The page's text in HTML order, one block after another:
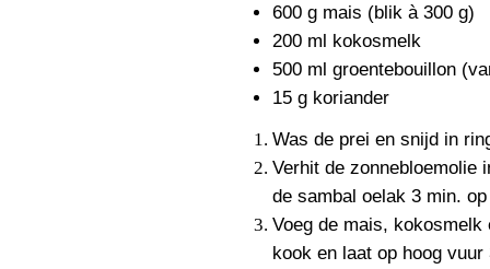
600 g mais (blik à 300 g)
200 ml kokosmelk
500 ml groentebouillon
15 g koriander
Was de prei en snijd in
Verhit de zonnebloemolie
de sambal oelak 3 min.
Voeg de mais, kokosmelk
kook en laat op hoog